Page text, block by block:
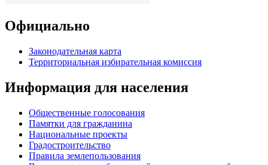
Официально
Законодательная карта
Территориальная избирательная комиссия
Информация для населения
Общественные голосования
Памятки для гражданина
Национальные проекты
Градостроительство
Правила землепользования